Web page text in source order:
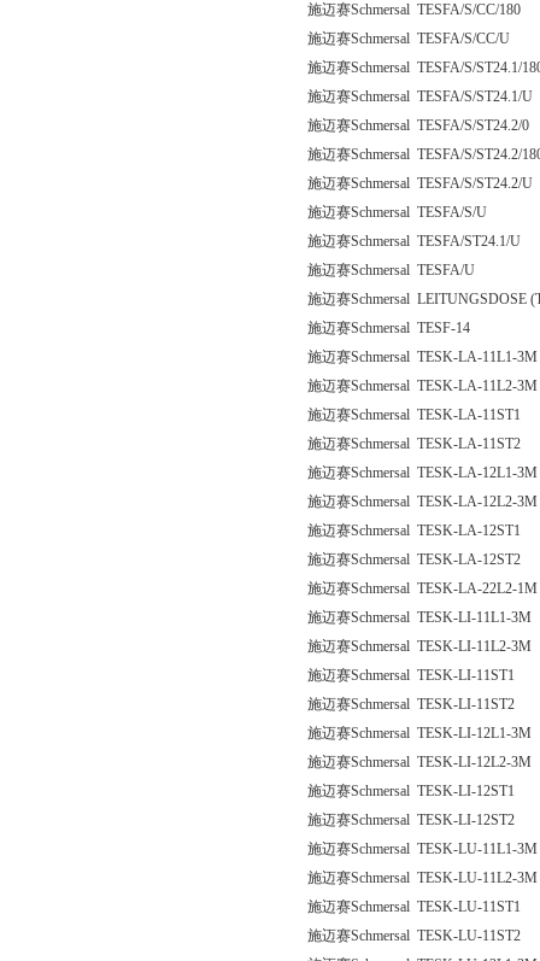
施迈赛Schmersal TESFA/S/CC/180
施迈赛Schmersal TESFA/S/CC/U
施迈赛Schmersal TESFA/S/ST24.1/
施迈赛Schmersal TESFA/S/ST24.1/U
施迈赛Schmersal TESFA/S/ST24.2/0
施迈赛Schmersal TESFA/S/ST24.2/
施迈赛Schmersal TESFA/S/ST24.2/U
施迈赛Schmersal TESFA/S/U
施迈赛Schmersal TESFA/ST24.1/U
施迈赛Schmersal TESFA/U
施迈赛Schmersal LEITUNGSDOSE
施迈赛Schmersal TESF-14
施迈赛Schmersal TESK-LA-11L1-3M
施迈赛Schmersal TESK-LA-11L2-3M
施迈赛Schmersal TESK-LA-11ST1
施迈赛Schmersal TESK-LA-11ST2
施迈赛Schmersal TESK-LA-12L1-3M
施迈赛Schmersal TESK-LA-12L2-3M
施迈赛Schmersal TESK-LA-12ST1
施迈赛Schmersal TESK-LA-12ST2
施迈赛Schmersal TESK-LA-22L2-1M
施迈赛Schmersal TESK-LI-11L1-3M
施迈赛Schmersal TESK-LI-11L2-3M
施迈赛Schmersal TESK-LI-11ST1
施迈赛Schmersal TESK-LI-11ST2
施迈赛Schmersal TESK-LI-12L1-3M
施迈赛Schmersal TESK-LI-12L2-3M
施迈赛Schmersal TESK-LI-12ST1
施迈赛Schmersal TESK-LI-12ST2
施迈赛Schmersal TESK-LU-11L1-3M
施迈赛Schmersal TESK-LU-11L2-3M
施迈赛Schmersal TESK-LU-11ST1
施迈赛Schmersal TESK-LU-11ST2